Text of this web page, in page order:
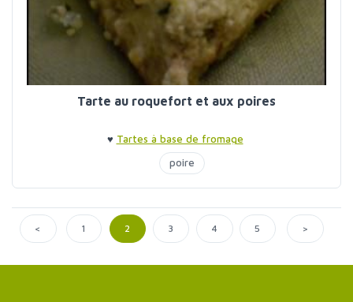
Tarte au roquefort et aux poires
♥ Tartes à base de fromage
poire
< 1 2 3 4 5 >